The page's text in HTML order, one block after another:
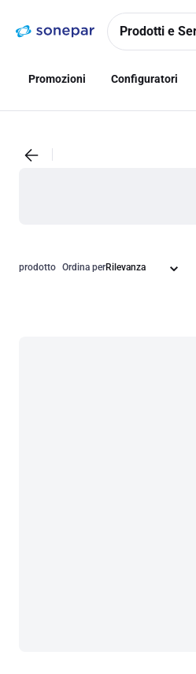
navigazionealla
Prodotti e
Promozioni Configuratori
prodotto Ordina per